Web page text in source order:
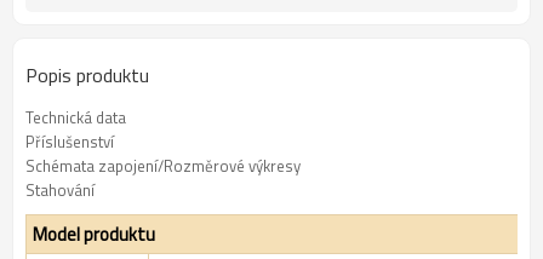
Popis produktu
Technická data
Příslušenství
Schémata zapojení/Rozměrové výkresy
Stahování
Model produktu